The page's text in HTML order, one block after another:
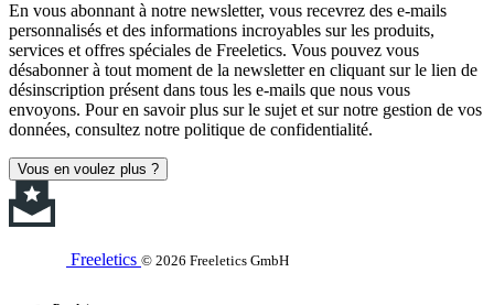
En vous abonnant à notre newsletter, vous recevrez des e-mails
personnalisés et des informations incroyables sur les produits,
services et offres spéciales de Freeletics. Vous pouvez vous
désabonner à tout moment de la newsletter en cliquant sur le lien de
désinscription présent dans tous les e-mails que nous vous
envoyons. Pour en savoir plus sur le sujet et sur notre gestion de vos
données, consultez notre politique de confidentialité.
Vous en voulez plus ?
Freeletics © 2026 Freeletics GmbH